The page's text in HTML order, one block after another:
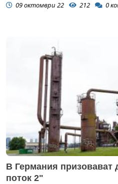
09 октомври 22 212 0
В Германия призовават
поток 2"